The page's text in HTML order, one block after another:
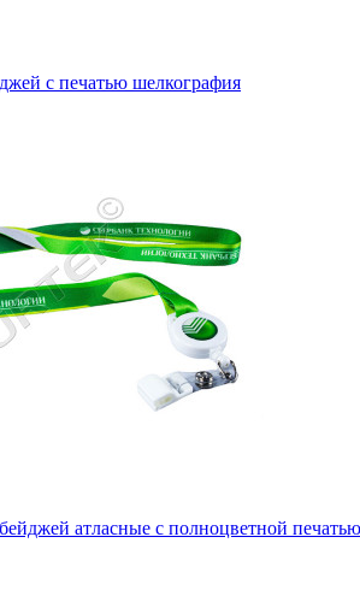
с печатью шелкография
атласные с полноцветной печатью